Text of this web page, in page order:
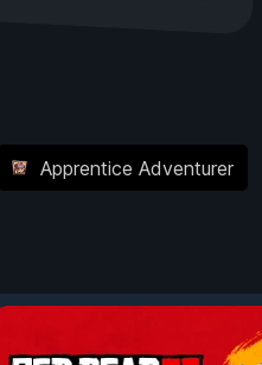
Apprentice Adventurer